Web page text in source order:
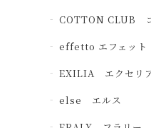
COTTON CLUB
effetto エフェット
EXILIA エクセリ
else エルス